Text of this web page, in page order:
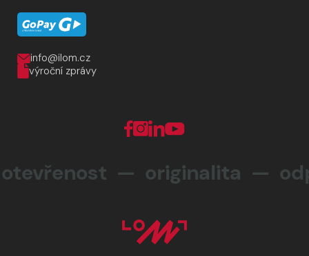
info@ilom.cz
výroční zprávy
— originalita —